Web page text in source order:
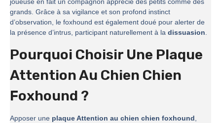
joueuse en fait un compagnon apprécié des petits comme des
grands. Grâce à sa vigilance et son profond instinct
d’observation, le foxhound est également doué pour alerter de
la présence d’intrus, participant naturellement à la dissuasion.
Pourquoi Choisir Une Plaque
Attention Au Chien Chien
Foxhound ?
Apposer une plaque Attention au chien chien foxhound,